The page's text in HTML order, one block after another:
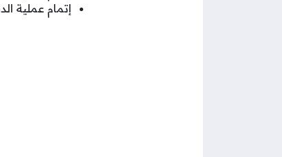
إتمام عملية